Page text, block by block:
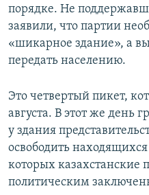
порядке. Не
заявили, что партии
«шикарное здание», а
передать населению.
Это четвертый пикет,
августа. В этот же день
у здания
освободить
которых казахстанские
политическим